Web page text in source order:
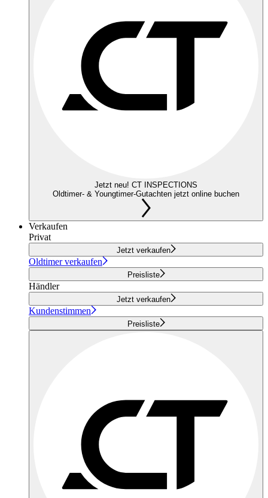
Jetzt neu! CT INSPECTIONS
Oldtimer- & Youngtimer-Gutachten jetzt online buchen
Verkaufen
Privat
Jetzt verkaufen
Oldtimer verkaufen
Preisliste
Händler
Jetzt verkaufen
Kundenstimmen
Preisliste